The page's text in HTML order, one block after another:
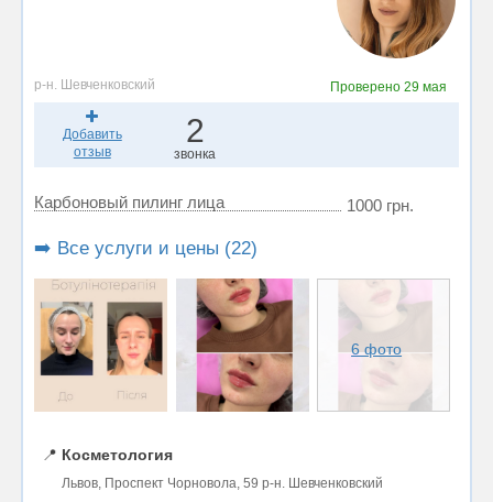
р-н. Шевченковский Проверено 29 мая
Добавить
отзыв
2
звонка
Карбоновый пилинг лица 1000 грн.
➡️ Все услуги и цены (22)
6 фото
📍 Косметология
Львов, Проспект Чорновола, 59 р-н. Шевченковский